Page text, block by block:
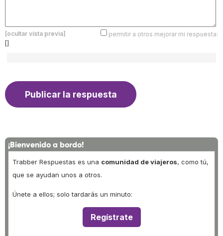
[ocultar vista previa]
permitir a otros mejorar mi respuesta:
[]
¡Bienvenido a bordo!
Trabber Respuestas es una comunidad de viajeros, como tú,
que se ayudan unos a otros.
Únete a ellos; solo tardarás un minuto:
Regístrate